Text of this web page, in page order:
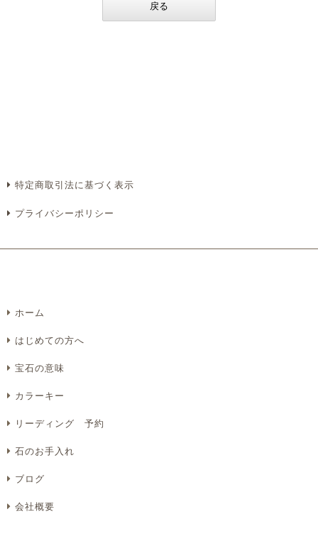
戻る
特定商取引法に基づく表示
プライバシーポリシー
ホーム
はじめての方へ
宝石の意味
カラーキー
リーディング 予約
石のお手入れ
ブログ
会社概要